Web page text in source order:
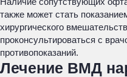
также может стать
хирургического
проконсультироваться с
противопоказаний.
Лечение ВМД